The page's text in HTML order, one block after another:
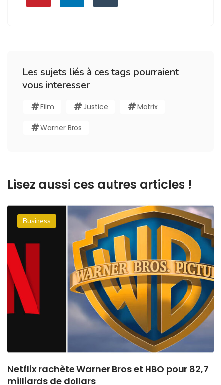
Les sujets liés à ces tags pourraient
vous interesser
Film Justice Matrix
Warner Bros
Lisez aussi ces autres articles !
Business
Netflix rachète Warner Bros et HBO pour 82,7
milliards de dollars